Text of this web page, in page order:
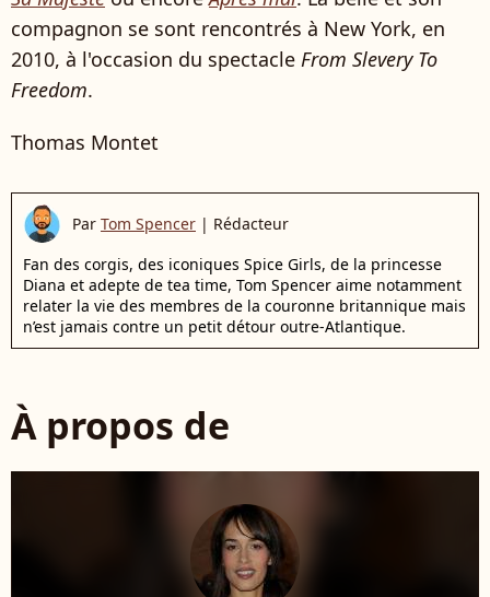
compagnon se sont rencontrés à New York, en
2010, à l'occasion du spectacle From Slevery To
Freedom.
Thomas Montet
Par Tom Spencer | Rédacteur
Fan des corgis, des iconiques Spice Girls, de la princesse
Diana et adepte de tea time, Tom Spencer aime notamment
relater la vie des membres de la couronne britannique mais
n’est jamais contre un petit détour outre-Atlantique.
À propos de